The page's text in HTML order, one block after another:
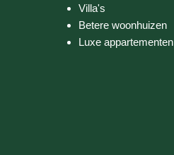
Villa's
Betere woonhuizen
Luxe appartementen